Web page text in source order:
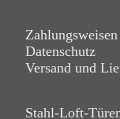
Zahlungsweisen
Datenschutz
Versand und
Stahl-Loft-